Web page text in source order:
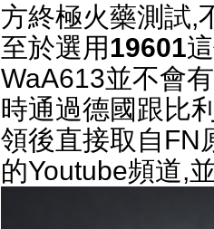
方終極火藥測試,
至於選用19601
WaA613並不會
時通過德國跟比
領後直接取自FN
的Youtube頻道,